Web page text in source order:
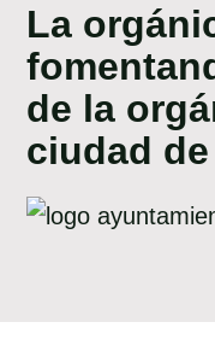
TALENTO
La
de la
ciudad